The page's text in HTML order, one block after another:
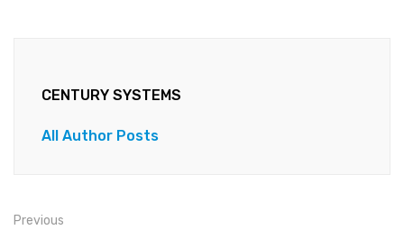
CENTURY SYSTEMS
All Author Posts
Previous